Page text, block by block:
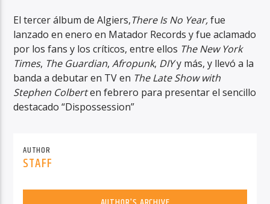
El tercer álbum de Algiers,There Is No Year,fue
lanzado en enero en Matador Records y fue aclamado
por los fans y los críticos, entre ellos The New York
Times, The Guardian,Afropunk, DIYy más, y llevó a la
banda a debutar en TV en The Late Show with
Stephen Colberten febrero para presentar el sencillo
destacado “Dispossession”
AUTHOR
STAFF